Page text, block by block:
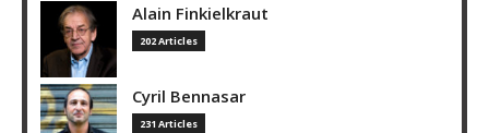
Alain Finkielkraut
202 Articles
Cyril Bennasar
231 Articles